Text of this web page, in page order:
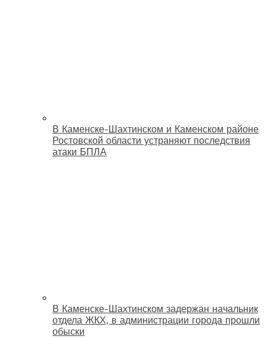
В Каменске-Шахтинском и Каменском районе
Ростовской области устраняют последствия
атаки БПЛА
В Каменске-Шахтинском задержан начальник
отдела ЖКХ, в администрации города прошли
обыски